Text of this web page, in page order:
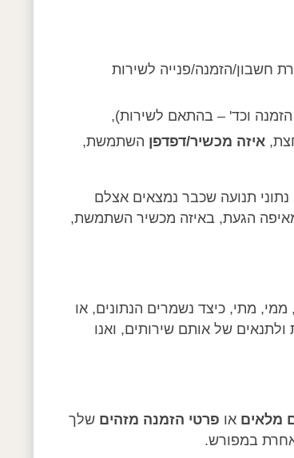
חשבון/הזמנה/פנייה לשירות
וכד' – בהתאם לשירות),
איזה מכשיר/דפדפן השתמשת,
נתוני תנועה שכבר נמצאים אצלם
הגעת, באיזה מכשיר השתמשת,
מתי, כיצד נשמרים הנתונים, או
של אותם שירותים, ואנו
מלאים או פרטי הזמנה מזהים שלך
במפורש.